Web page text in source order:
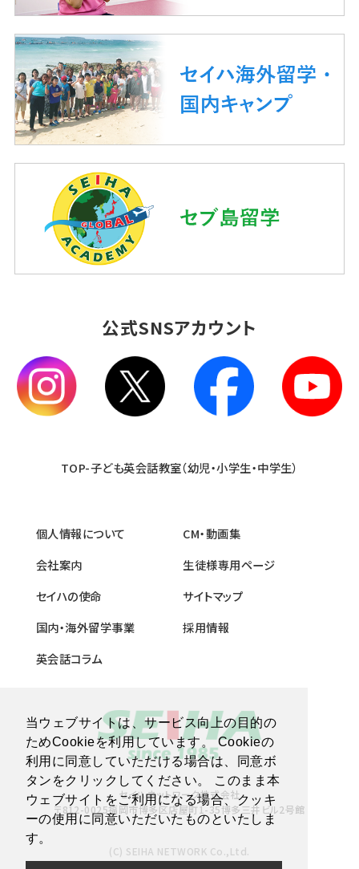
当ウェブサイトは、サービス向上の目的の
ためCookieを利用しています。 Cookieの
利用に同意していただける場合は、同意ボ
タンをクリックしてください。 このまま本
ウェブサイトをご利用になる場合、クッキ
ーの使用に同意いただいたものといたしま
す。
公式SNSアカウント
TOP-子ども英会話教室（幼児・小学生・中学生）
個人情報について
会社案内
セイハの使命
国内・海外留学事業
英会話コラム
CM・動画集
生徒様専用ページ
サイトマップ
採用情報
セイハネットワーク株式会社
〒812-0025福岡市博多区店屋町1-35博多三井ビル2号館
(C) SEIHA NETWORK Co.,Ltd.